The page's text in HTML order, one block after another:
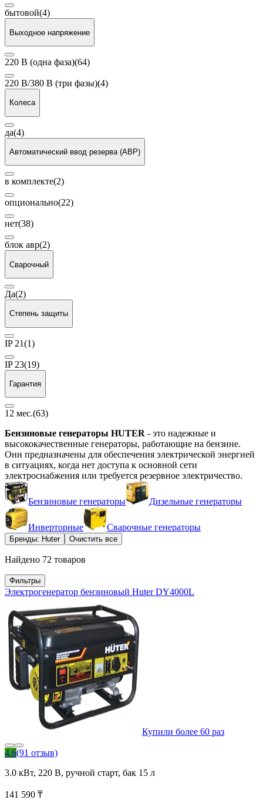
бытовой(4)
Выходное напряжение
220 В (одна фаза)(64)
220 В/380 В (три фазы)(4)
Колеса
да(4)
Автоматический ввод резерва (АВР)
в комплекте(2)
опционально(22)
нет(38)
блок авр(2)
Сварочный
Да(2)
Степень защиты
IP 21(1)
IP 23(19)
Гарантия
12 мес.(63)
Бензиновые генераторы HUTER - это надежные и
высококачественные генераторы, работающие на бензине.
Они предназначены для обеспечения электрической энергией
в ситуациях, когда нет доступа к основной сети
электроснабжения или требуется резервное электричество.
Бензиновые генераторы Дизельные генераторы
Инверторные Сварочные генераторы
Бренды: Huter Очистить все
Найдено 72 товаров
Фильтры
Электрогенератор бензиновый Huter DY4000L
Купили более 60 раз
4.6(91 отзыв)
3.0 кВт, 220 В, ручной старт, бак 15 л
141 590 ₸